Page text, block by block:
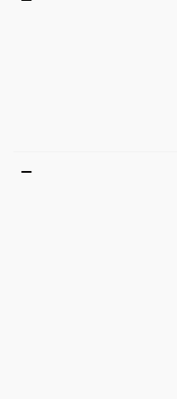
خود را پیدا کند. اگر
ایمن از مسیرهای
در دستان شما
مقاوم، برای برنامه‌های